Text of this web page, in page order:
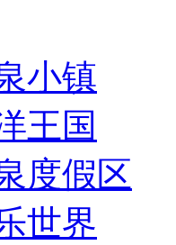
小镇
王国
度假区
世界